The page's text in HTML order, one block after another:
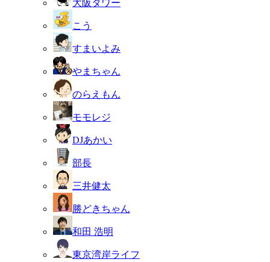
大阪タワー
こう
すまいよみ
やまちゃん
のらえもん
モモレジ
DJあかい
部長
三井健太
勝どきちゃん
和田 浩明
東京湾岸ライフ